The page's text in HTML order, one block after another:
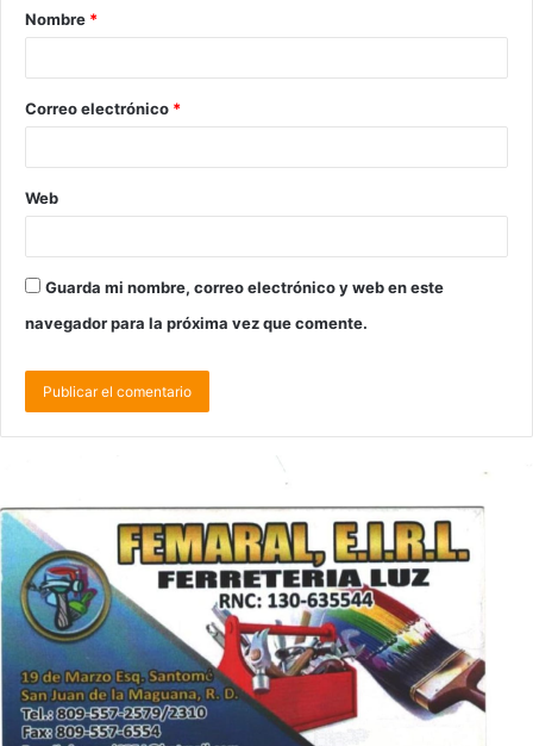
Nombre *
Correo electrónico *
Web
Guarda mi nombre, correo electrónico y web en este
navegador para la próxima vez que comente.